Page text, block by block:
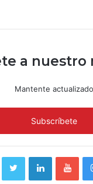
a
Mantente actualizado